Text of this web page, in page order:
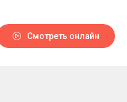
Смотреть онлайн